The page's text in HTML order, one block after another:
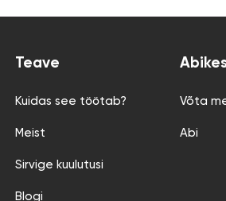
Teave
Kuidas see töötab?
Meist
Sirvige kuulutusi
Blogi
Võta
Abi